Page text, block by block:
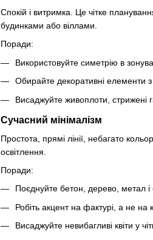
Спокій і витримка. Це чітке
будинками або віллами.
Поради:
Використовуйте симетрію в
Обирайте декоративні елементи
Висаджуйте живоплоти,
Сучасний мінімалізм
Простота, прямі лінії, небагато
освітлення.
Поради:
Поєднуйте бетон, дерево, метал і
Робіть акцент на фактурі, а не на
Висаджуйте невибагливі квіти у